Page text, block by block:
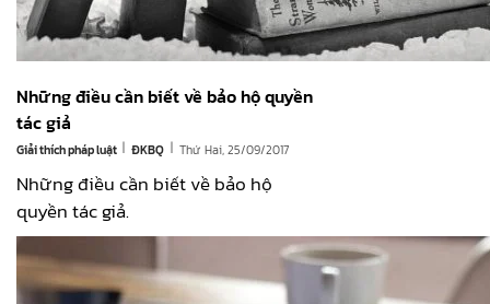
Những điều cần biết về bảo hộ quyền
tác giả
Giải thích pháp luật | ĐKBQ | Thứ Hai, 25/09/2017
Những điều cần biết về bảo hộ
quyền tác giả.